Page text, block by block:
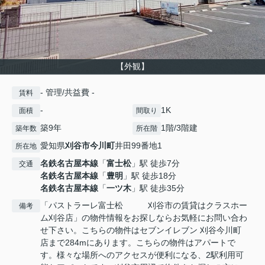
【外観】
賃料 - 管理/共益費 -
面積 - 間取り 1K
築年数 築9年 所在階 1階/3階建
所在地 愛知県刈谷市今川町井田99番地1
交通 名鉄名古屋本線 「富士松」駅 徒歩7分
名鉄名古屋本線 「豊明 」駅 徒歩18分
名鉄名古屋本線 「一ツ木 」駅 徒歩35分
備考
「パストラーレ富士松 刈谷市の賃貸はクラスホー
ム刈谷店」の物件情報をお探しならお気軽にお問い合わ
せ下さい。こちらの物件はセブンイレブン 刈谷今川町
店まで284mにあります。こちらの物件はアパートで
す。様々な場所へのアクセスが便利になる、2駅利用可